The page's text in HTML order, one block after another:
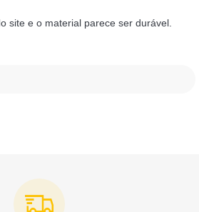
site e o material parece ser durável.